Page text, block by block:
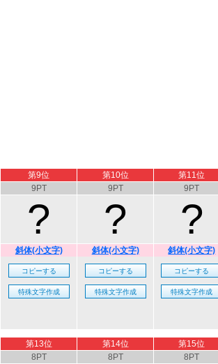
第9位
9PT
?
斜体(小文字)
第10位
9PT
?
斜体(小文字)
第11位
9PT
?
斜体(小文字)
第13位
8PT
第14位
8PT
第15位
8PT